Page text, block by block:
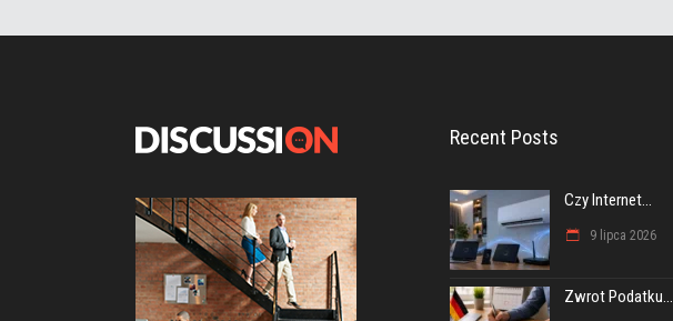
Recent Posts
Czy Internet...
9 lipca 2026
Zwrot Podatku...